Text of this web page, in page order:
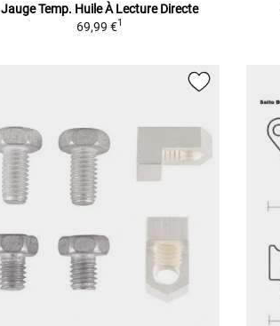
Jauge Temp. Huile À Lecture Directe
69,99 €1